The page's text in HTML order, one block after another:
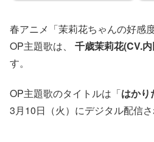
春アニメ「茉莉花ちゃんの好感
OP主題歌は、 千歳茉莉花(CV.
す。
OP主題歌のタイトルは「はかり
3月10日（火）にデジタル配信さ